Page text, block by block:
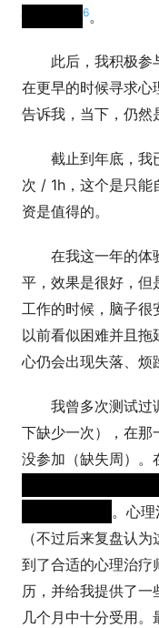
6。
此后，我积极参
在更早的时候寻求心
告诉我，当下，仍然
截止到年底，
次 / 1h，这个是只能
资是值得的。
在我这一年的体
平，效果是很好，但
工作的时候，脑子很
以前看似困难并且拖
心仍会出现失落、烦
我曾多次测试过
下缺少一次），在那
没参加（缺失周）。
。心理
（不过后来复盘认
到了合适的心理治疗
历，并给我提供了一
几个月中十分受用